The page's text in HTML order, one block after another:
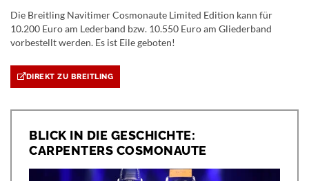
Die Breitling Navitimer Cosmonaute Limited Edition kann für
10.200 Euro am Lederband bzw. 10.550 Euro am Gliederband
vorbestellt werden. Es ist Eile geboten!
DIREKT ZU BREITLING
BLICK IN DIE GESCHICHTE:
CARPENTERS COSMONAUTE